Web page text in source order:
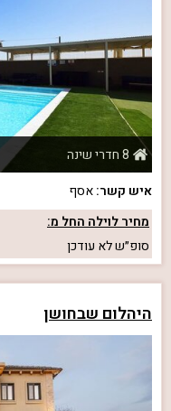
8 חדרי שינה
איש קשר:אסף
מחיר לוילה החל מ:
סופ״שלא עודכן
היהלום שבחושן